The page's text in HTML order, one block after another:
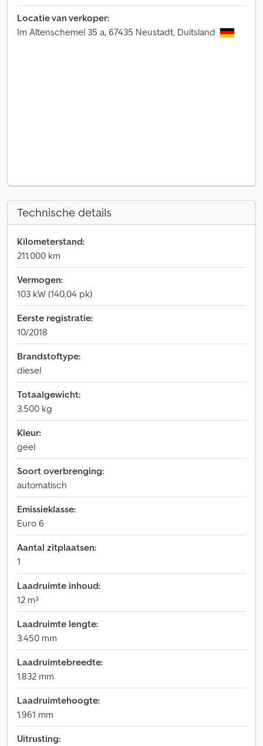
Locatie van verkoper:
Im Altenschemel 35 a, 67435 Neustadt, Duitsland
Technische details
Kilometerstand:
211.000 km
Vermogen:
103 kW (140,04 pk)
Eerste registratie:
10/2018
Brandstoftype:
diesel
Totaalgewicht:
3.500 kg
Kleur:
geel
Soort overbrenging:
automatisch
Emissieklasse:
Euro 6
Aantal zitplaatsen:
1
Laadruimte inhoud:
12 m³
Laadruimte lengte:
3.450 mm
Laadruimtebreedte:
1.832 mm
Laadruimtehoogte:
1.961 mm
Uitrusting: